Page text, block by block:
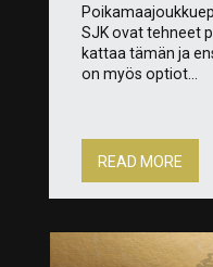
SJK ovat tehneet
kattaa tämän ja
on myös optiot...
READ MORE